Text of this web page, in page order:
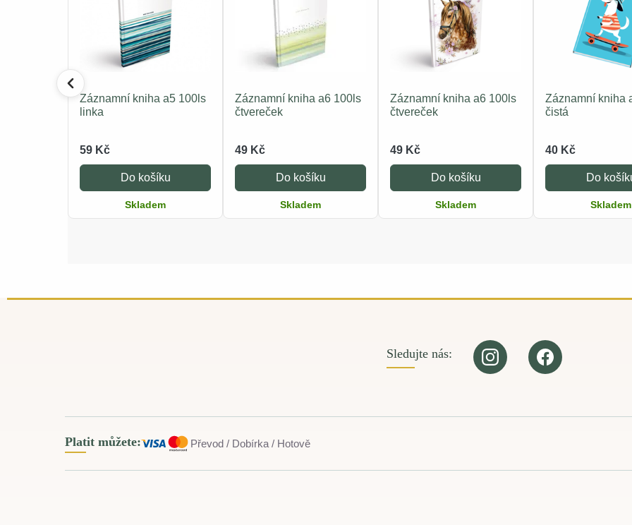
Záznamní kniha a5 100ls
linka
59 Kč
Do košíku
Skladem
Záznamní kniha a6 100ls
čtvereček
49 Kč
Do košíku
Skladem
Záznamní kniha a6 100ls
čtvereček
49 Kč
Do košíku
Skladem
Záznamní kniha
čistá
40 Kč
Do
Skladem
Sledujte nás:
Platit můžete: Převod / Dobírka / Hotově